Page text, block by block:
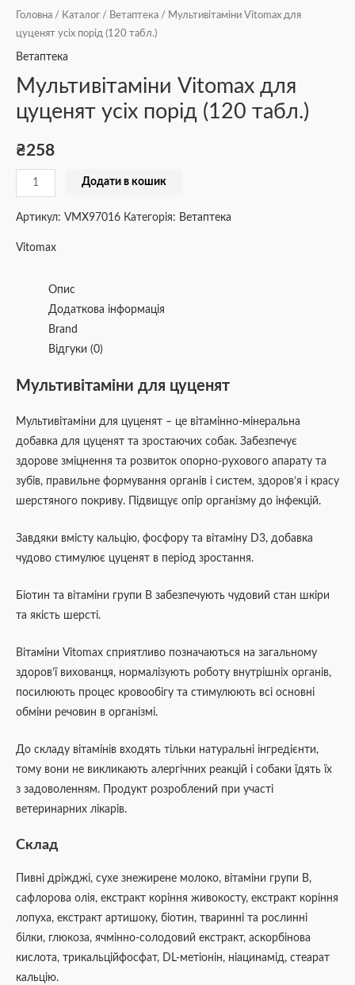
Головна / Каталог / Ветаптека / Мультивітаміни Vitomax для
цуценят усіх порід (120 табл.)
Ветаптека
Мультивітаміни Vitomax для
цуценят усіх порід (120 табл.)
₴258
Додати в кошик
Артикул: VMX97016 Категорія: Ветаптека
Vitomax
Опис
Додаткова інформація
Brand
Відгуки (0)
Мультивітаміни для цуценят
Мультивітаміни для цуценят – це вітамінно-мінеральна
добавка для цуценят та зростаючих собак. Забезпечує
здорове зміцнення та розвиток опорно-рухового апарату та
зубів, правильне формування органів і систем, здоров’я і красу
шерстяного покриву. Підвищує опір організму до інфекцій.
Завдяки вмісту кальцію, фосфору та вітаміну D3, добавка
чудово стимулює цуценят в період зростання.
Біотин та вітаміни групи В забезпечують чудовий стан шкіри
та якість шерсті.
Вітаміни Vitomax сприятливо позначаються на загальному
здоров’ї вихованця, нормалізують роботу внутрішніх органів,
посилюють процес кровообігу та стимулюють всі основні
обміни речовин в організмі.
До складу вітамінів входять тільки натуральні інгредієнти,
тому вони не викликають алергічних реакцій і собаки їдять їх
з задоволенням. Продукт розроблений при участі
ветеринарних лікарів.
Склад
Пивні дріжджі, сухе знежирене молоко, вітаміни групи В,
сафлорова олія, екстракт коріння живокосту, екстракт коріння
лопуха, екстракт артишоку, біотин, тваринні та рослинні
білки, глюкоза, ячмінно-солодовий екстракт, аскорбінова
кислота, трикальційфосфат, DL-метіонін, ніацинамід, стеарат
кальцію.